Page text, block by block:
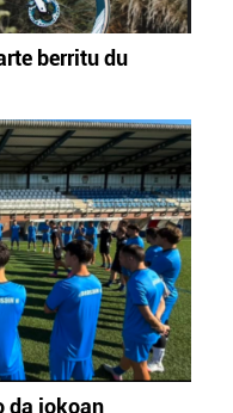
berritu du
da jokoan